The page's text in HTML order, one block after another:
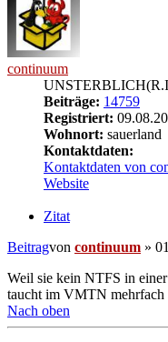
continuum
Beiträge: 14759
Registriert:
Wohnort: sauerland
Kontaktdaten:
Kontaktdaten von
Website
Zitat
Beitragvon continuum »
Weil sie kein NTFS in
taucht im VMTN mehrfach
Nach oben